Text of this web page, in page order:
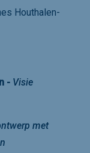
Houthalen-
- Visie
met